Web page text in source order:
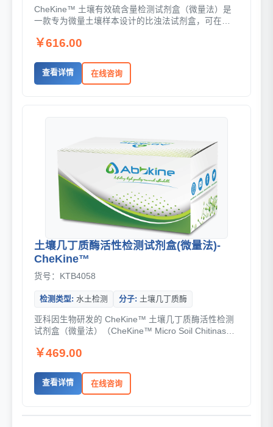
CheKine™ 土壤有效硫含量检测试剂盒（微量法）是
一款专为微量土壤样本设计的比浊法试剂盒，可在实
￥616.00
查看详情 在线咨询
土壤几丁质酶活性检测试剂盒(微量法)-
CheKine™
货号：KTB4058
检测类型: 水土检测 分子: 土壤几丁质酶
亚科因生物研发的 CheKine™ 土壤几丁质酶活性检测
试剂盒（微量法）（CheKine™ Micro Soil Chitinase
￥469.00
查看详情 在线咨询